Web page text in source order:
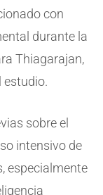
con
durante la
Thiagarajan,
estudio.
sobre el
intensivo de
especialmente